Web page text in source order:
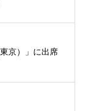
京）」に出席